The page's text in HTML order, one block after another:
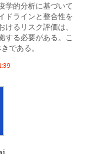
学的分析に基づいて
ドラインと整合性を
るリスク評価は、
する必要がある。こ
である。